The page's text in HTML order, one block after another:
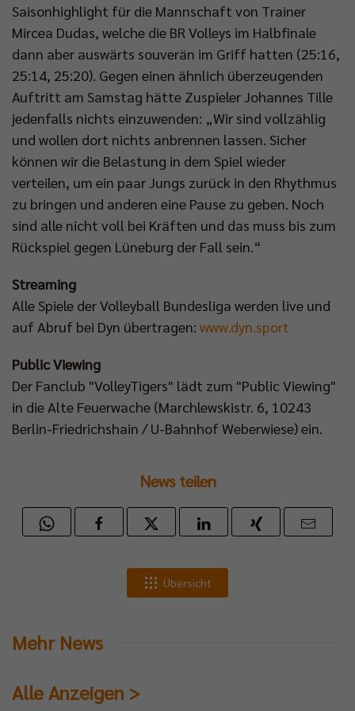
Saisonhighlight für die Mannschaft von Trainer
Mircea Dudas, welche die BR Volleys im Halbfinale
dann aber auswärts souverän im Griff hatten (25:16,
25:14, 25:20). Gegen einen ähnlich überzeugenden
Auftritt am Samstag hätte Zuspieler Johannes Tille
jedenfalls nichts einzuwenden: „Wir sind vollzählig
und wollen dort nichts anbrennen lassen. Sicher
können wir die Belastung in dem Spiel wieder
verteilen, um ein paar Jungs zurück in den Rhythmus
zu bringen und anderen eine Pause zu geben. Noch
sind alle nicht voll bei Kräften und das muss bis zum
Rückspiel gegen Lüneburg der Fall sein.“
Streaming
Alle Spiele der Volleyball Bundesliga werden live und
auf Abruf bei Dyn übertragen: www.dyn.sport
Public Viewing
Der Fanclub "VolleyTigers" lädt zum "Public Viewing"
in die Alte Feuerwache (Marchlewskistr. 6, 10243
Berlin-Friedrichshain / U-Bahnhof Weberwiese) ein.
News teilen
Übersicht
Mehr News
Alle Anzeigen >